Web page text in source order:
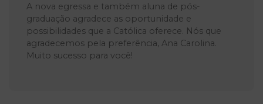
A nova egressa e também aluna de pós-
graduação agradece as oportunidade e
possibilidades que a Católica oferece. Nós que
agradecemos pela preferência, Ana Carolina.
Muito sucesso para você!